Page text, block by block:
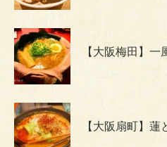
【大阪梅田】
【大阪扇町】蓮